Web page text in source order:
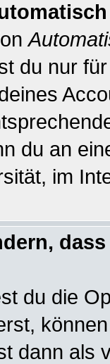
du nur
du an
im
du die
dann als